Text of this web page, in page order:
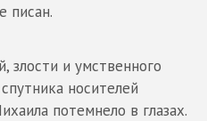
писан.
злости и умственного
носителей
потемнело в глазах.